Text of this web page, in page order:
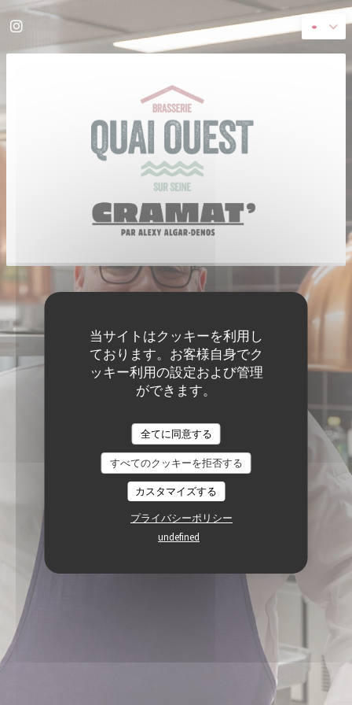
クッキー利用の管理について
当サイトはクッキーを利用し
ております。お客様自身でク
ッキー利用の設定および管理
ができます。
全てに同意する
すべてのクッキーを拒否する
カスタマイズする
プライバシーポリシー
undefined
Instagram ((新しいウィンドウで開きます))
© 2026 QUAI OUEST — このレストランウェブサイトの作成者 ZENCHEF((新しい
免責
((新しいウィンドウで開きます))
アクセシビリティ
((新しいウィ